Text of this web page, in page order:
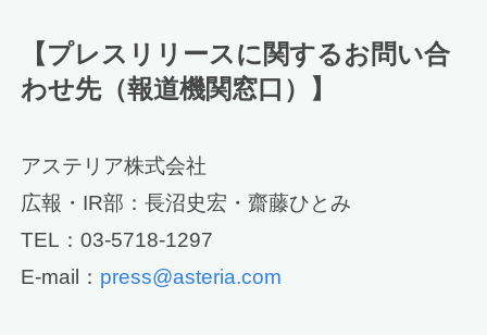
【プレスリリースに関するお問い合
わせ先（報道機関窓口）】
アステリア株式会社
広報・IR部：長沼史宏・齋藤ひとみ
TEL：03-5718-1297
E-mail： press@asteria.com